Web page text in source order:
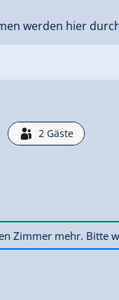
werden hier
2 Gäste
Zimmer mehr. Bitte